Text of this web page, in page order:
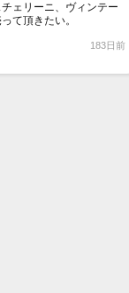
ェリーニ、ヴィンテー
て頂きたい。
183日前